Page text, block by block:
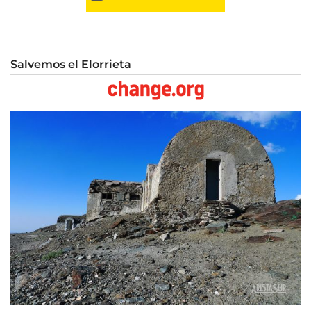
Salvemos el Elorrieta